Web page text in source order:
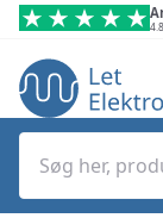
Spring til